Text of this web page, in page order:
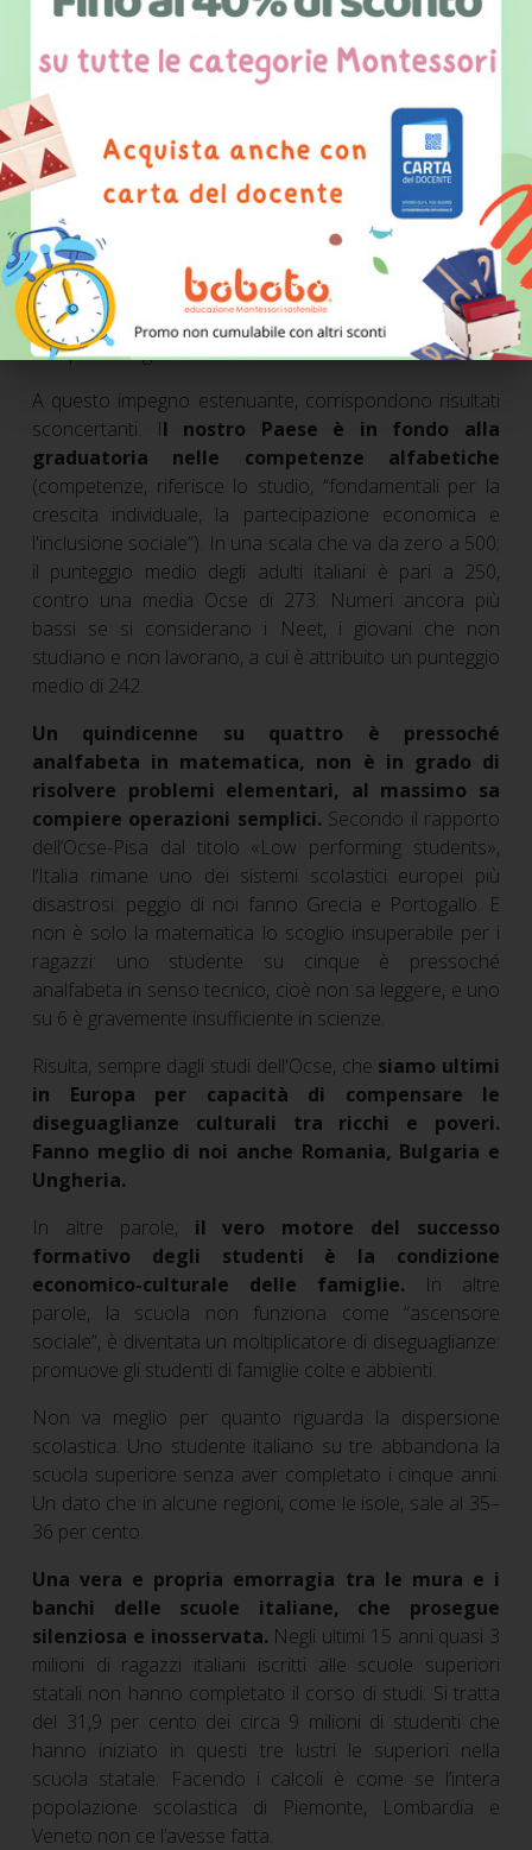
risulta dalle rilevazioni Ocse Pisa: 9 ore a settimana (ma
studente: l'impegno quotidiano raramente è inferiore
alle 3 ore, per un totale che supera le 20 ore
settimanali), rispetto alle 3 di Finlandia e Corea, Paesi ai
vertici delle classifiche internazionali per competenze e
conoscenze. Lo stesso rapporto evidenzia come dopo
circa quattro ore la settimana di compiti (cioè poco più
di mezzora al giorno), il tempo in più investito sui libri ha
effetti trascurabili sulla performance. Si pensi che
persino nelle scuole a tempo pieno, dopo 8 ore di
lavoro, a nostri bambini di 6-11 anni, sono assegnati
compiti tutti i giorni e nel week end.
A questo impegno estenuante, corrispondono risultati
sconcertanti. Il nostro Paese è in fondo alla
graduatoria nelle competenze alfabetiche
(competenze, riferisce lo studio, “fondamentali per la
crescita individuale, la partecipazione economica e
l'inclusione sociale”). In una scala che va da zero a 500;
il punteggio medio degli adulti italiani è pari a 250,
contro una media Ocse di 273. Numeri ancora più
bassi se si considerano i Neet, i giovani che non
studiano e non lavorano, a cui è attribuito un punteggio
medio di 242.
Un quindicenne su quattro è pressoché
analfabeta in matematica, non è in grado di
risolvere problemi elementari, al massimo sa
compiere operazioni semplici. Secondo il rapporto
dell’Ocse-Pisa dal titolo «Low performing students»,
l’Italia rimane uno dei sistemi scolastici europei più
disastrosi: peggio di noi fanno Grecia e Portogallo. E
non è solo la matematica lo scoglio insuperabile per i
ragazzi: uno studente su cinque è pressoché
analfabeta in senso tecnico, cioè non sa leggere, e uno
su 6 è gravemente insufficiente in scienze.
Risulta, sempre dagli studi dell'Ocse, che siamo ultimi
in Europa per capacità di compensare le
diseguaglianze culturali tra ricchi e poveri.
Fanno meglio di noi anche Romania, Bulgaria e
Ungheria.
In altre parole, il vero motore del successo
formativo degli studenti è la condizione
economico-culturale delle famiglie. In altre
parole, la scuola non funziona come “ascensore
sociale”, è diventata un moltiplicatore di diseguaglianze:
promuove gli studenti di famiglie colte e abbienti.
Non va meglio per quanto riguarda la dispersione
scolastica. Uno studente italiano su tre abbandona la
scuola superiore senza aver completato i cinque anni.
Un dato che in alcune regioni, come le isole, sale al 35–
36 per cento.
Una vera e propria emorragia tra le mura e i
banchi delle scuole italiane, che prosegue
silenziosa e inosservata. Negli ultimi 15 anni quasi 3
milioni di ragazzi italiani iscritti alle scuole superiori
statali non hanno completato il corso di studi. Si tratta
del 31,9 per cento dei circa 9 milioni di studenti che
hanno iniziato in questi tre lustri le superiori nella
scuola statale. Facendo i calcoli è come se l’intera
popolazione scolastica di Piemonte, Lombardia e
Veneto non ce l’avesse fatta.